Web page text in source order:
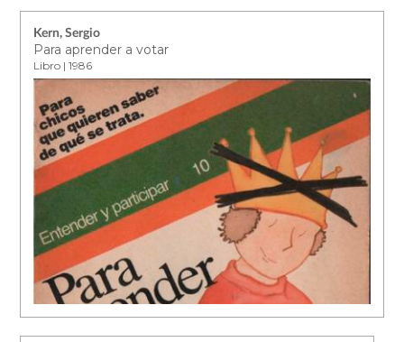
Kern, Sergio
Para aprender a votar
Libro | 1986